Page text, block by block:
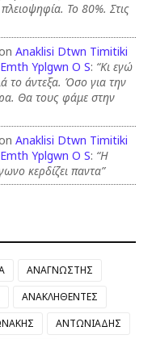
Το 80%. Στις
Anaklisi Dtwn Timitiki
Yplgwn O S: “Κι εγώ
το άντεξα. Όσο για την
Θα τους φάμε στην
Anaklisi Dtwn Timitiki
Yplgwn O S: “Η
κερδίζει παντα”
ΑΝΑΓΝΩΣΤΗΣ
ΑΝΑΚΛΗΘΕΝΤΕΣ
ΑΝΤΩΝΙΑΔΗΣ